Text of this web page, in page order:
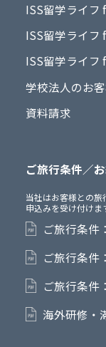
ISS留学ライフ
ISS留学ライフ
ISS留学ライフ
学校法人のお
資料請求
ご旅行条件／
当社はお客様との
申込みを受け付けま
ご旅行条件
ご旅行条件
ご旅行条件
海外研修・